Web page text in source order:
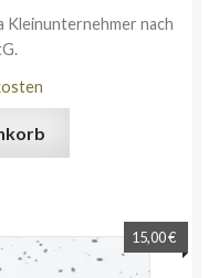
Kleinunternehmer nach
15,00€